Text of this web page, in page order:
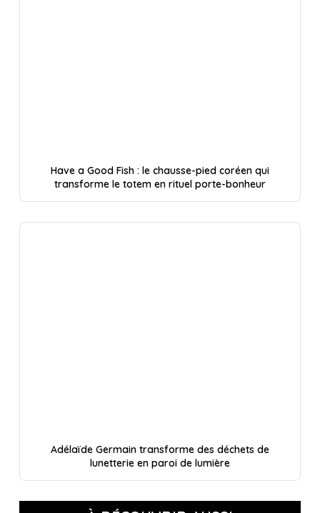
Have a Good Fish : le chausse-pied coréen qui
transforme le totem en rituel porte-bonheur
Adélaïde Germain transforme des déchets de
lunetterie en paroi de lumière